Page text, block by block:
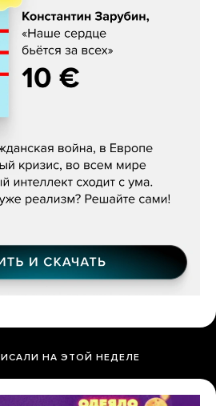
«Наше сердце
НА ЭТОЙ НЕДЕЛЕ